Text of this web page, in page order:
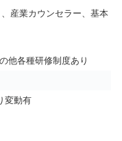
産業カウンセラー、基本
他各種研修制度あり
変動有